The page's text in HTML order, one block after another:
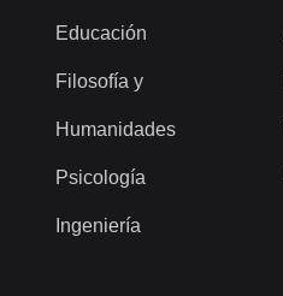
Educación
Filosofía y
Humanidades
Psicología
Ingeniería